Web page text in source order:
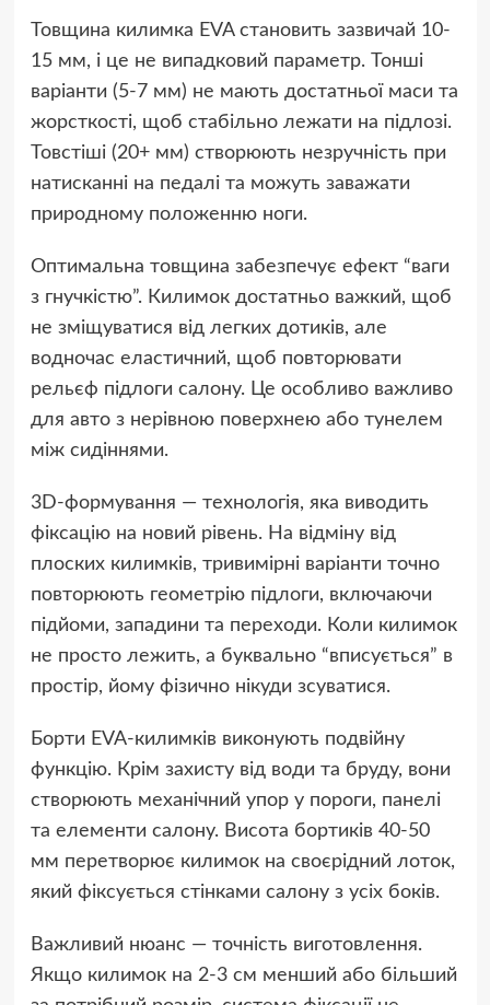
Товщина килимка EVA становить зазвичай 10-
15 мм, і це не випадковий параметр. Тонші
варіанти (5-7 мм) не мають достатньої маси та
жорсткості, щоб стабільно лежати на підлозі.
Товстіші (20+ мм) створюють незручність при
натисканні на педалі та можуть заважати
природному положенню ноги.
Оптимальна товщина забезпечує ефект “ваги
з гнучкістю”. Килимок достатньо важкий, щоб
не зміщуватися від легких дотиків, але
водночас еластичний, щоб повторювати
рельєф підлоги салону. Це особливо важливо
для авто з нерівною поверхнею або тунелем
між сидіннями.
3D-формування — технологія, яка виводить
фіксацію на новий рівень. На відміну від
плоских килимків, тривимірні варіанти точно
повторюють геометрію підлоги, включаючи
підйоми, западини та переходи. Коли килимок
не просто лежить, а буквально “вписується” в
простір, йому фізично нікуди зсуватися.
Борти EVA-килимків виконують подвійну
функцію. Крім захисту від води та бруду, вони
створюють механічний упор у пороги, панелі
та елементи салону. Висота бортиків 40-50
мм перетворює килимок на своєрідний лоток,
який фіксується стінками салону з усіх боків.
Важливий нюанс — точність виготовлення.
Якщо килимок на 2-3 см менший або більший